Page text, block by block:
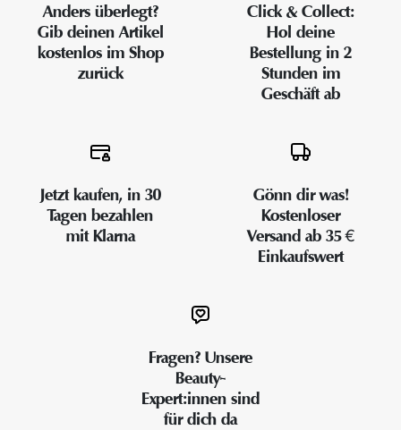
Anders überlegt?
Gib deinen Artikel
kostenlos im Shop
zurück
Click & Collect:
Hol deine
Bestellung in 2
Stunden im
Geschäft ab
Jetzt kaufen, in 30
Tagen bezahlen
mit Klarna
Gönn dir was!
Kostenloser
Versand ab 35 €
Einkaufswert
Fragen? Unsere
Beauty-
Expert:innen sind
für dich da